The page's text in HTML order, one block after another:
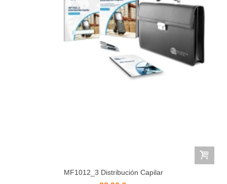
MF1012_3 Distribución Capilar